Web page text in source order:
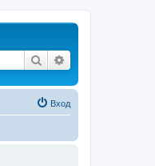
Поиск
Вход